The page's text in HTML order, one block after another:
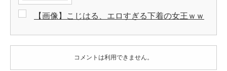
【画像】こじはる、エロすぎる下着の女王ｗｗ
コメントは利用できません。